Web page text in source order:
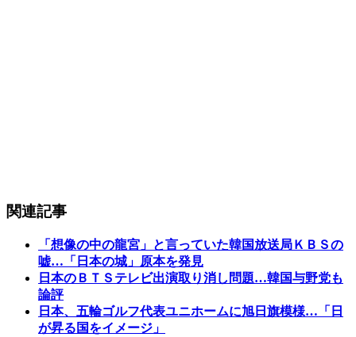
関連記事
「想像の中の龍宮」と言っていた韓国放送局ＫＢＳの
嘘…「日本の城」原本を発見
日本のＢＴＳテレビ出演取り消し問題…韓国与野党も
論評
日本、五輪ゴルフ代表ユニホームに旭日旗模様…「日
が昇る国をイメージ」